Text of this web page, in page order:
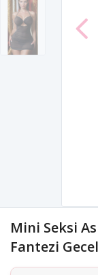
Mini Seksi
Fantezi